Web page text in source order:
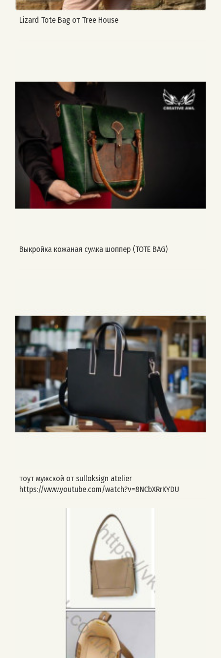
Lizard Tote Bag от Tree House
Выкройка кожаная сумка шоппер (TOTE BAG)
тоут мужской от sulloksign atelier
https://www.youtube.com/watch?v=8NCbXRrKYDU